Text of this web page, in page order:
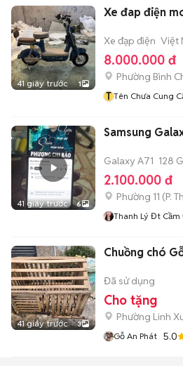
41 giây trước 1
Xe đap điện
Xe đạp điện Việt
8.000.000 đ
Phường Bình
T Tên Chưa Cung
41 giây trước 6
Samsung
Galaxy A71 128
2.100.000 đ
Phường 11 (P.
Thanh Lý Đt Cầm
41 giây trước 3
Chuồng chó
Đã sử dụng
Cho tặng
Phường Linh
Gỗ An Phát 5.0